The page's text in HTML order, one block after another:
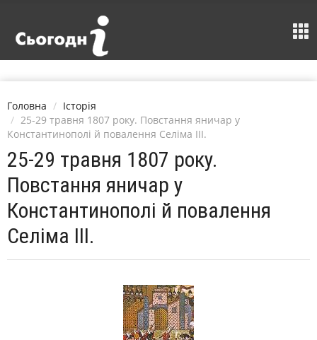
Головна
Історія
25-29 травня 1807 року. Повстання яничар у
Константинополі й повалення Селіма ІІІ.
25-29 травня 1807 року.
Повстання яничар у
Константинополі й повалення
Селіма ІІІ.